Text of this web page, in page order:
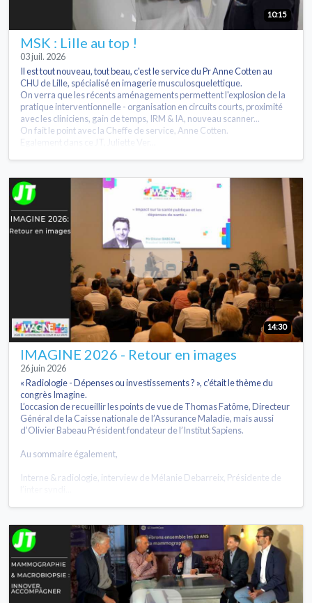
10:15
MSK : Lille au top !
03 juil. 2026
Il est tout nouveau, tout beau, c'est le service du Pr Anne Cotten au
CHU de Lille, spécialisé en imagerie musculosquelettique.
On verra que les récents aménagements permettent l'explosion de la
pratique interventionnelle - organisation en circuits courts, proximité
avec les cliniciens, gain de temps, IRM & IA, nouveau scanner...
On fait le point avec la Cheffe de service, Anne Cotten.
Egalement dans ce JT, Juliette Ver...
14:30
IMAGINE 2026 - Retour en images
26 juin 2026
« Radiologie - Dépenses ou investissements ? », c’était le thème du
congrès Imagine.
L’occasion de recueillir les points de vue de Thomas Fatôme, Directeur
Général de la Caisse nationale de l’Assurance Maladie, mais aussi
d’Olivier Babeau Président fondateur de l’Institut Sapiens.
Au sommaire également,
Interne & radiologie, interview de Mélanie Debarreix, Présidente de